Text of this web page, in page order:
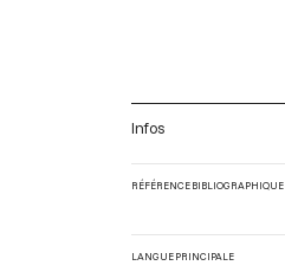
Infos
RÉFÉRENCE BIBLIOGRAPHIQUE
LANGUE PRINCIPALE